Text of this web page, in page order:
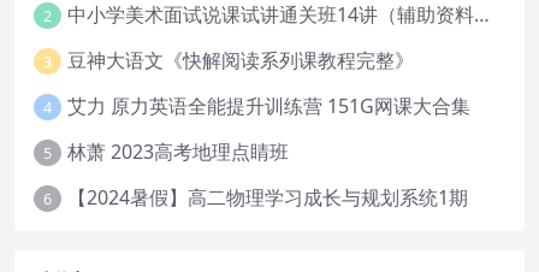
2 中小学美术面试说课试讲通关班14讲（辅助资料第一套）
3 豆神大语文《快解阅读系列课教程完整》
4 艾力 原力英语全能提升训练营 151G网课大合集
5 林萧 2023高考地理点睛班
6 【2024暑假】高二物理学习成长与规划系统1期